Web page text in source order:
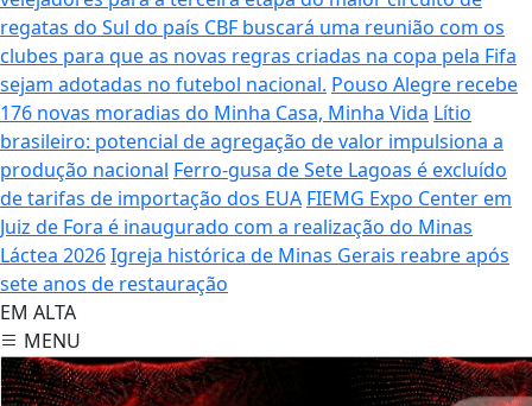
regatas do Sul do país CBF buscará uma reunião com os
clubes para que as novas regras criadas na copa pela Fifa
sejam adotadas no futebol nacional. Pouso Alegre recebe
176 novas moradias do Minha Casa, Minha Vida Lítio
brasileiro: potencial de agregação de valor impulsiona a
produção nacional Ferro-gusa de Sete Lagoas é excluído
de tarifas de importação dos EUA FIEMG Expo Center em
Juiz de Fora é inaugurado com a realização do Minas
Láctea 2026Igreja histórica de Minas Gerais reabre após
sete anos de restauração
EM ALTA
MENU